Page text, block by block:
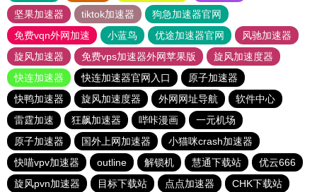
坚果加速器
tiktok加速器
狗急加速器官网
免费vqn外网加速
小蓝鸟 优途加速器官网
风驰加速器
旋风加速器
免费vps加速器外网苹果版
旋风加速度器
快连加速器
快连加速器官网入口
原子加速器
快鸭加速器
旋风加速度器 外网网址导航
软件中心
雷霆加速
狂飙加速器 哔咔漫画
一元机场
原子加速器
国外上网加速器
小猫咪crash加速器
快喵vpv加速器
outline 解锁机 慧通下载站
优云666
旋风pvn加速器
目标下载站 点点加速器 CHK下载站